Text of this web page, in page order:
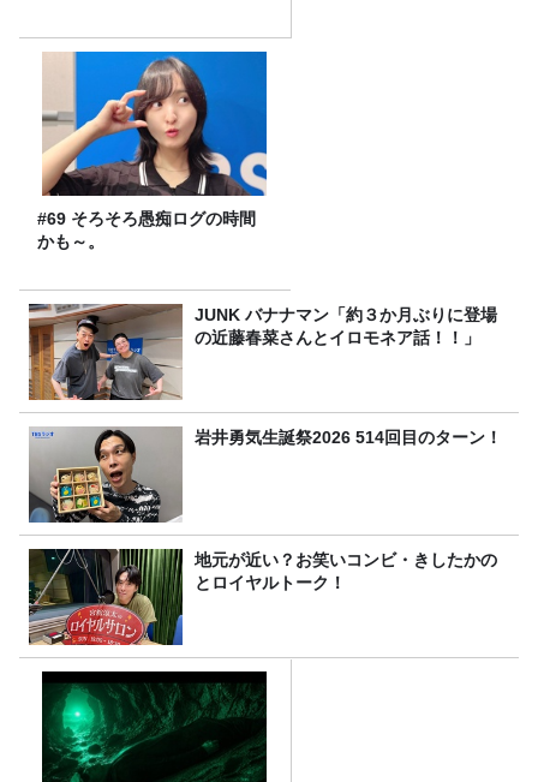
#69 そろそろ愚痴ログの時間
かも～。
JUNK バナナマン「約３か月ぶりに登場
の近藤春菜さんとイロモネア話！！」
岩井勇気生誕祭2026 514回目のターン！
地元が近い？お笑いコンビ・きしたかの
とロイヤルトーク！